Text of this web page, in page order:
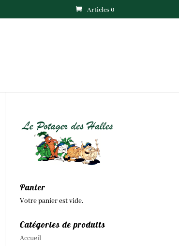
Articles 0
Panier
Votre panier est vide.
Catégories de produits
Accueil